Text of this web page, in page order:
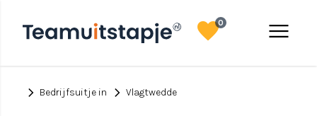
menu
favorite0
chevron_right Bedrijfsuitje in chevron_right Vlagtwedde